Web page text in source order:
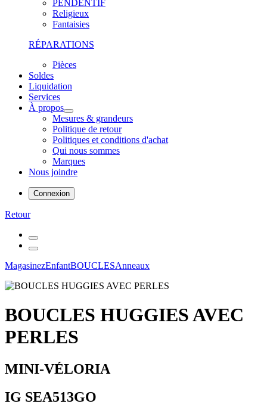
PENDENTIF
Religieux
Fantaisies
RÉPARATIONS
Pièces
Soldes
Liquidation
Services
À propos
Mesures & grandeurs
Politique de retour
Politiques et conditions d'achat
Qui nous sommes
Marques
Nous joindre
Connexion
Retour
MagasinezEnfantBOUCLESAnneaux
BOUCLES HUGGIES AVEC
PERLES
MINI-VÉLORIA
IG SEA513GO